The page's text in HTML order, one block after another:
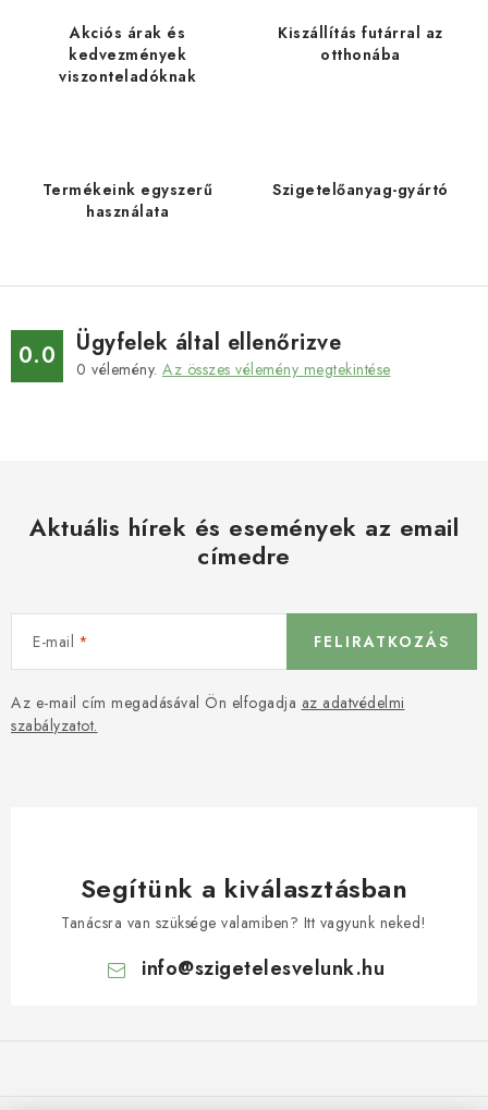
Akciós árak és
kedvezmények
viszonteladóknak
Kiszállítás futárral az
otthonába
Termékeink egyszerű
használata
Szigetelőanyag-gyártó
0.0 Ügyfelek által ellenőrizve
0 vélemény. Az összes vélemény megtekintése
Aktuális hírek és események az email
címedre
E-mail
Az e-mail cím megadásával Ön elfogadja az adatvédelmi
szabályzatot.
FELIRATKOZÁS
Segítünk a kiválasztásban
Tanácsra van szüksége valamiben? Itt vagyunk neked!
info@szigetelesvelunk.hu